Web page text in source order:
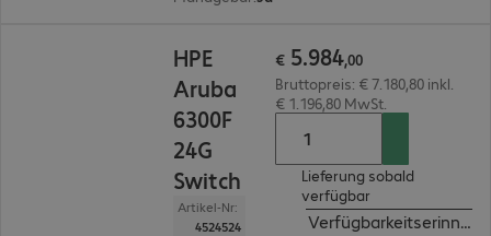
HPE
Aruba
6300F
24G
Switch
Artikel-Nr:
4524524
€ 5.984,00
Bruttopreis: € 7.180,80 inkl.
€ 1.196,80 MwSt.
Lieferung sobald
verfügbar